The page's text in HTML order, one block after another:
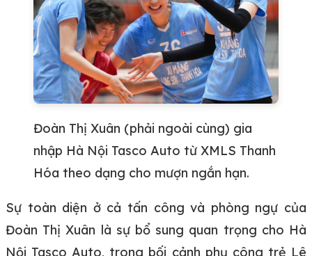
Đoàn Thị Xuân (phải ngoài cùng) gia
nhập Hà Nội Tasco Auto từ XMLS Thanh
Hóa theo dạng cho mượn ngắn hạn.
Sự toàn diện ở cả tấn công và phòng ngự của
Đoàn Thị Xuân là sự bổ sung quan trọng cho Hà
Nội Tasco Auto, trong bối cảnh phụ công trẻ Lê